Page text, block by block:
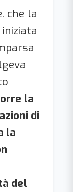
che la
iniziata
la
di
la
del